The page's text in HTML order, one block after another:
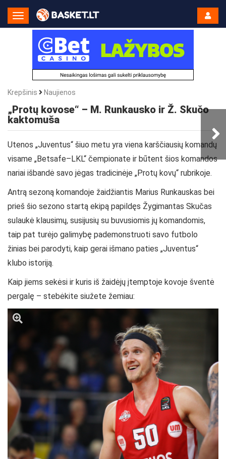
Toggle
Navigation
Krepšinis Naujienos
„Protų kovose“ – M. Runkausko ir Ž. Skučo
kaktomuša
Utenos „Juventus“ šiuo metu yra viena karščiausių komandų
visame „Betsafe–LKL“ čempionate ir būtent šios komandos
nariai išbandė savo jėgas tradicinėje „Protų kovų“ rubrikoje.
Antrą sezoną komandoje žaidžiantis Marius Runkauskas bei
prieš šio sezono startą ekipą papildęs Žygimantas Skučas
sulaukė klausimų, susijusių su buvusiomis jų komandomis,
taip pat turėjo galimybę pademonstruoti savo futbolo
žinias bei parodyti, kaip gerai išmano paties „Juventus“
klubo istoriją.
Kaip jiems sekėsi ir kuris iš žaidėjų įtemptoje kovoje šventė
pergalę – stebėkite siužete žemiau: